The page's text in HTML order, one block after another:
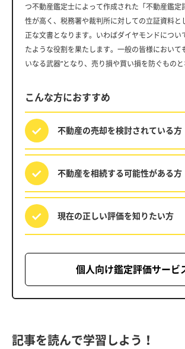
つ不動産鑑定士によって作成された「不動産鑑定
性が高く、税務署や裁判所に対しての立証資料と
正な文書となります。いわばダイヤモンドについ
たような役割を果たします。一般の皆様において
いなる武器”となり、売り損や買い損を防ぐものと
こんな方におすすめ
不動産の売却を検討されている方
不動産を相続する可能性がある方
現在の正しい評価を知りたい方
個人向け鑑定評価サービ
記事を読んで学習しよう！